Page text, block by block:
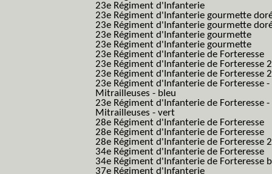
23e Régiment d'Infanterie
23e Régiment d'Infanterie gourmette
23e Régiment d'Infanterie gourmette
23e Régiment d'Infanterie gourmette
23e Régiment d'Infanterie gourmette
23e Régiment d'Infanterie de Forteresse
23e Régiment d'Infanterie de Forteresse
23e Régiment d'Infanterie de Forteresse
23e Régiment d'Infanterie de Forteresse
Mitrailleuses - bleu
23e Régiment d'Infanterie de Forteresse
Mitrailleuses - vert
28e Régiment d'Infanterie de Forteresse
28e Régiment d'Infanterie de Forteresse
28e Régiment d'Infanterie de Forteresse
34e Régiment d'Infanterie de Forteresse
34e Régiment d'Infanterie de Forteresse
37e Régiment d'Infanterie